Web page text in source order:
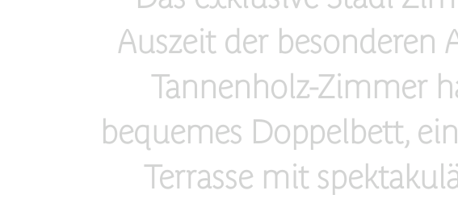
Auszeit der
Tannenholz-Zimmer
bequemes Doppelbett,
Terrasse mit